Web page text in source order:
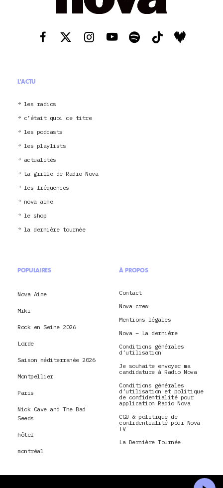
L'ACTU
les radios
c’était quoi ce titre
les podcasts
les playlists
actualités
La grille de Radio Nova
les fréquences
nova aime
le shop
la dernière tournée
POPULAIRES
Nova Aime
Miki
Rock en Seine 2026
Lorde
Saison méditerranée 2026
Montpellier
Paris
Nick Cave and The Bad
Seeds
hôtel
montréal
À PROPOS
Contact
Nova crew
Mentions légales
Nova – La dernière
Conditions générales
d’utilisation
Je souhaite envoyer ma
candidature à Radio Nova
Conditions générales
d’utilisation et politique
de confidentialité pour
application Radio Nova
CGU & politique de
confidentialité pour Nova
TV
La Dernière Tournée